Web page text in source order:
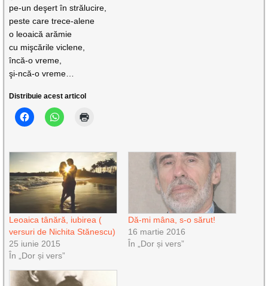
pe-un deşert în strălucire,
peste care trece-alene
o leoaică arămie
cu mişcările viclene,
încă-o vreme,
şi-ncă-o vreme…
Distribuie acest articol
Leoaica tânără, iubirea (
versuri de Nichita Stănescu)
25 iunie 2015
În „Dor și vers”
Dă-mi mâna, s-o sărut!
16 martie 2016
În „Dor și vers”